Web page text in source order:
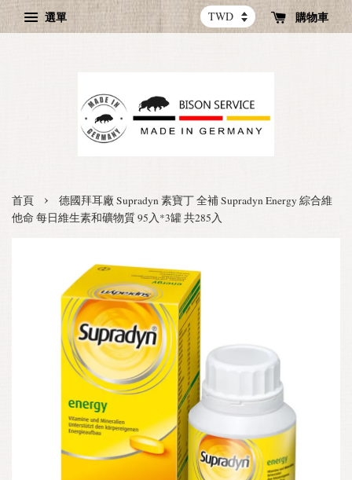
選單 購物車
首頁 ›
德國拜耳廠 Supradyn 素寶丁 全補 Supradyn Energy 綜合維
他命 每日維生素和礦物質 95入*3罐 共285入